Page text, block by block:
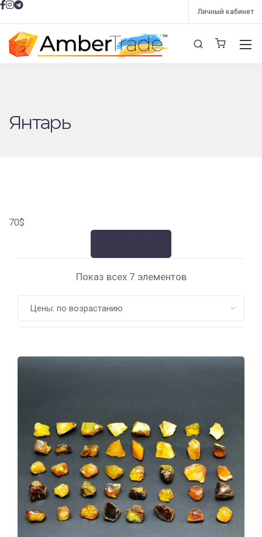
Личный кабинет
Янтарь
Показ всех 7 элементов
70$